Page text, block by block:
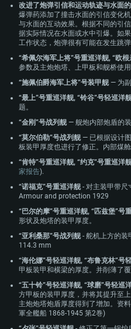
改进了炮弹引信和运动轨迹与水面的
爆弹药添加了撞击水面的引信变化
与水面的互动效果。根据不同的引
据实际情况在水面或水中引爆。如
工作状态，炮弹很有可能在发生跳
“希佩尔海军上将”号重巡洋舰, “欧
参数及主炮炮塔、上甲板和舰桥使
“施佩伯爵海军上将”号装甲舰— 为副
“最上”号重巡洋舰, “铃谷”号轻巡洋
题。
“金刚”号战列舰— 舰炮内部炮盾的
“莫尔伯勒”号战列舰— 已根据设计
板装甲厚度也进行了修正。内部煤舱
“肯特”号重巡洋舰, “约克”号重巡洋
家报告).
“诺福克”号重巡洋舰- 对主装甲带尺
Armour and protection 1929
“巴尔的摩”号重巡洋舰, “匹兹堡”号
形状及炮塔的装甲厚度。
“亚利桑那”号战列舰- 舵机上方的装
114.3 mm
“海伦娜”号轻巡洋舰, “布鲁克林”号
甲板装甲和横梁的厚度。并削薄了
“五十铃”号轻巡洋舰, “球磨”号轻巡
方甲板的装甲厚度，并将其提升至
主炮炮塔炮盾厚度得到了增加。资
軍全艦船 1868-1945 第2巻)